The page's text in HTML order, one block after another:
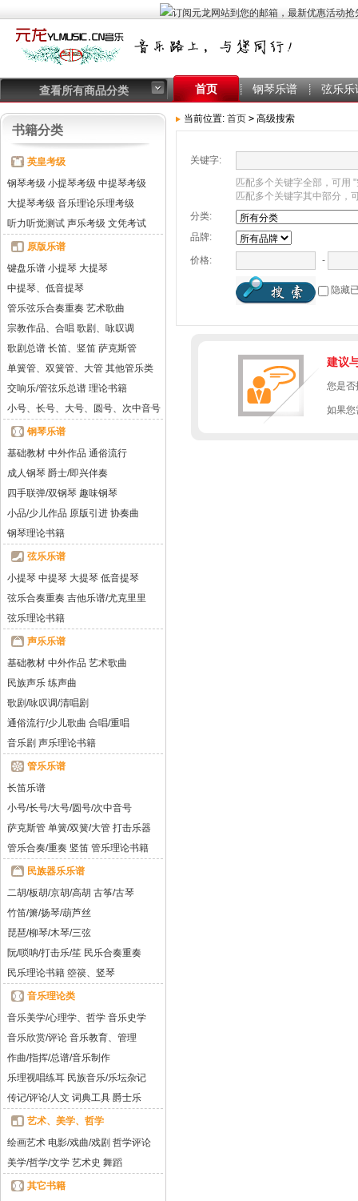
查看所有商品分类 首页 钢琴乐谱 弦乐乐
书籍分类
英皇考级
钢琴考级 小提琴考级 中提琴考级
大提琴考级 音乐理论乐理考级
听力听觉测试 声乐考级 文凭考试
原版乐谱
键盘乐谱 小提琴 大提琴
中提琴、低音提琴
管乐弦乐合奏重奏 艺术歌曲
宗教作品、合唱 歌剧、咏叹调
歌剧总谱 长笛、竖笛 萨克斯管
单簧管、双簧管、大管 其他管乐类
交响乐/管弦乐总谱 理论书籍
小号、长号、大号、圆号、次中音号
钢琴乐谱
基础教材 中外作品 通俗流行
成人钢琴 爵士/即兴伴奏
四手联弹/双钢琴 趣味钢琴
小品/少儿作品 原版引进 协奏曲
钢琴理论书籍
弦乐乐谱
小提琴 中提琴 大提琴 低音提琴
弦乐合奏重奏 吉他乐谱/尤克里里
弦乐理论书籍
声乐乐谱
基础教材 中外作品 艺术歌曲
民族声乐 练声曲
歌剧/咏叹调/清唱剧
通俗流行/少儿歌曲 合唱/重唱
音乐剧 声乐理论书籍
管乐乐谱
长笛乐谱
小号/长号/大号/圆号/次中音号
萨克斯管 单簧/双簧/大管 打击乐器
管乐合奏/重奏 竖笛 管乐理论书籍
民族器乐乐谱
二胡/板胡/京胡/高胡 古筝/古琴
竹笛/箫/扬琴/葫芦丝
琵琶/柳琴/木琴/三弦
阮/唢呐/打击乐/笙 民乐合奏重奏
民乐理论书籍 箜篌、竖琴
音乐理论类
音乐美学/心理学、哲学 音乐史学
音乐欣赏/评论 音乐教育、管理
作曲/指挥/总谱/音乐制作
乐理视唱练耳 民族音乐/乐坛杂记
传记/评论/人文 词典工具 爵士乐
艺术、美学、哲学
绘画艺术 电影/戏曲/戏剧 哲学评论
美学/哲学/文学 艺术史 舞蹈
其它书籍
当前位置: 首页 > 高级搜索
关键字:
匹配多个关键字全部，可用
匹配多个关键字其中部分，
分类:
品牌:
价格: -
隐藏
建议
您是否
如果您